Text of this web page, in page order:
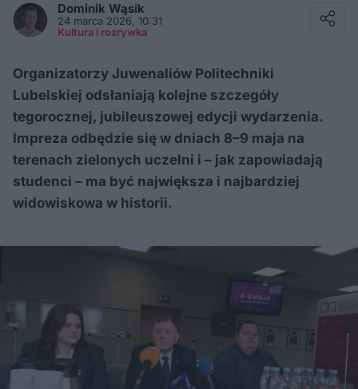
Dominik Wąsik
24 marca 2026, 10:31
Kultura i rozrywka
Organizatorzy Juwenaliów Politechniki
Lubelskiej odsłaniają kolejne szczegóły
tegorocznej, jubileuszowej edycji wydarzenia.
Impreza odbędzie się w dniach 8–9 maja na
terenach zielonych uczelni i – jak zapowiadają
studenci – ma być największa i najbardziej
widowiskowa w historii.